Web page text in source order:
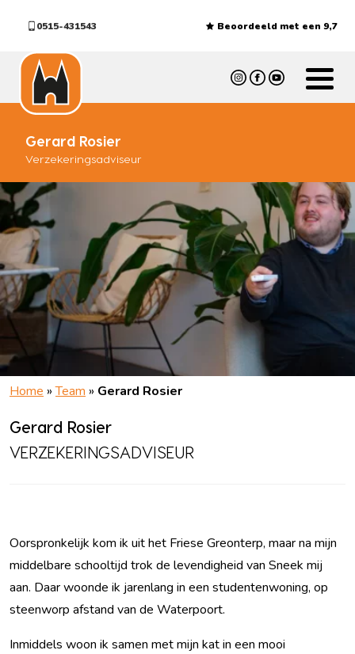
0515-431543 Beoordeeld met een 9,7
Gerard Rosier
Verzekeringsadviseur
Home »Team » Gerard Rosier
Gerard Rosier
VERZEKERINGSADVISEUR
Oorspronkelijk kom ik uit het Friese Greonterp, maar na mijn
middelbare schooltijd trok de levendigheid van Sneek mij
aan. Daar woonde ik jarenlang in een studentenwoning, op
steenworp afstand van de Waterpoort.
Inmiddels woon ik samen met mijn kat in een mooi